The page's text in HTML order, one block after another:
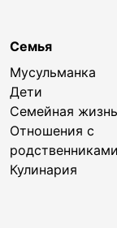
Семья
Мусульманка
Дети
Семейная жизнь
Отношения с
родственниками
Кулинария